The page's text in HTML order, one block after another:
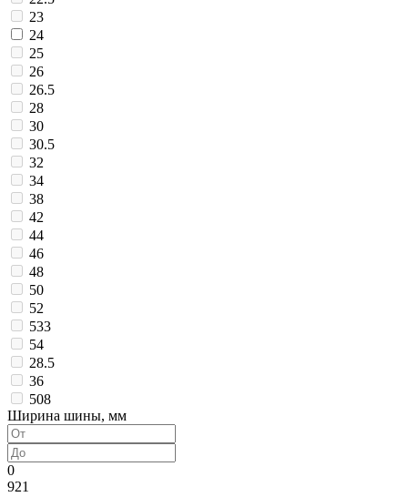
23
24
25
26
26.5
28
30
30.5
32
34
38
42
44
46
48
50
52
533
54
28.5
36
508
Ширина шины, мм
0
921